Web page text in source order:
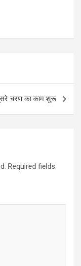
चरण का काम शुरू
Required fields